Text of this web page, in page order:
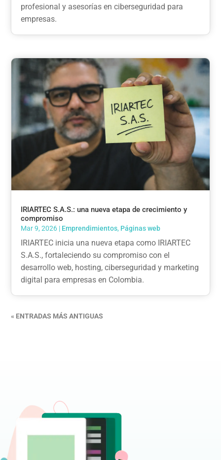
profesional y asesorías en ciberseguridad para
empresas.
IRIARTEC S.A.S.: una nueva etapa de crecimiento y
compromiso
Mar 9, 2026 | Emprendimientos, Páginas web
IRIARTEC inicia una nueva etapa como IRIARTEC
S.A.S., fortaleciendo su compromiso con el
desarrollo web, hosting, ciberseguridad y marketing
digital para empresas en Colombia.
« ENTRADAS MÁS ANTIGUAS